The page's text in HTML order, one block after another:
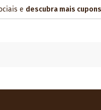
e descubra mais